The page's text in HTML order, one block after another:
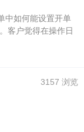
中如何能设置开单
客户觉得在操作日
3157 浏览